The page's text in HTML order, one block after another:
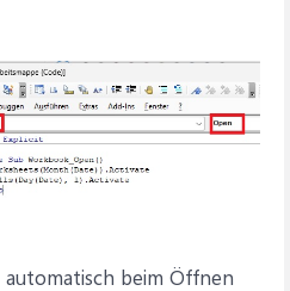
beim Öffnen